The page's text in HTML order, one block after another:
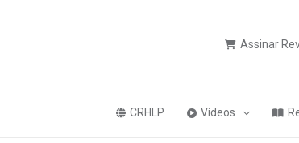
Assinar
CRHLP Vídeos